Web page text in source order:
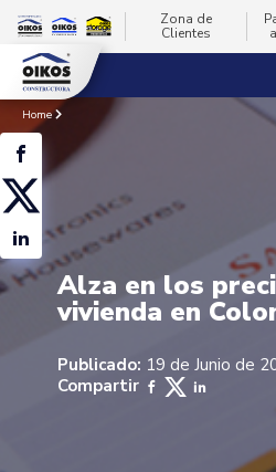
Zona de
Clientes
Home
Alza en los
vivienda en
Publicado: 19 de Junio de
Compartir